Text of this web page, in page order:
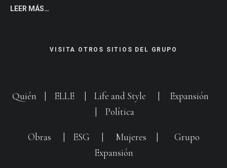
LEER MÁS…
VISITA OTROS SITIOS DEL GRUPO
Quién ELLE Life and Style
Expansión
Política
Obras ESG Mujeres
Grupo
Expansión